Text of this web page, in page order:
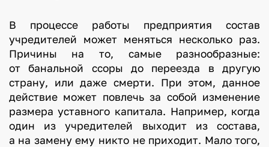
В процессе работы предприятия состав
учредителей может меняться несколько раз.
Причины на то, самые разнообразные:
от банальной ссоры до переезда в другую
страну, или даже смерти. При этом, данное
действие может повлечь за собой изменение
размера уставного капитала. Например, когда
один из учредителей выходит из состава,
а на замену ему никто не приходит. Мало того,